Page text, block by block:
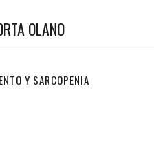
OLANO
Y SARCOPENIA